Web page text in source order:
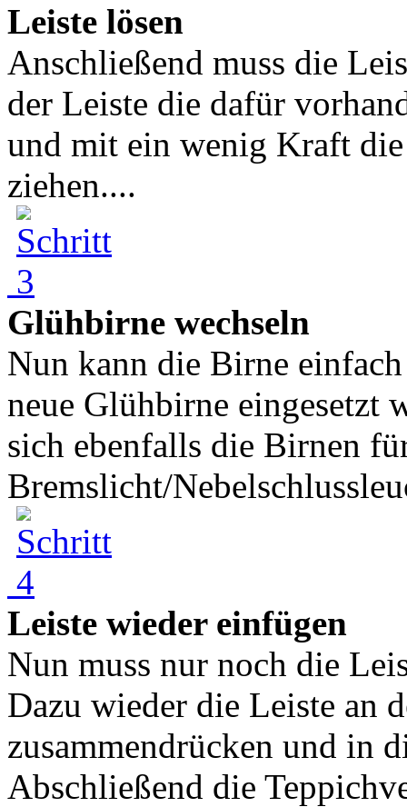
Leiste lösen
Anschließend muss die
der Leiste die dafür
und mit ein wenig Kraft
ziehen....
Glühbirne wechseln
Nun kann die Birne
neue Glühbirne eingesetzt
sich ebenfalls die Birnen
Bremslicht/
Leiste wieder einfügen
Nun muss nur noch die
Dazu wieder die Leiste an
zusammendrücken und in
Abschließend die